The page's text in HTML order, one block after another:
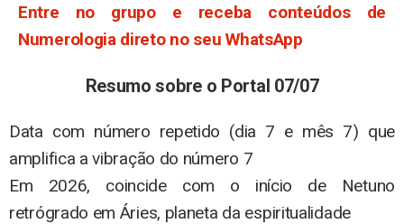
Entre no grupo e receba conteúdos de
Numerologia direto no seu WhatsApp
Resumo sobre o Portal 07/07
Data com número repetido (dia 7 e mês 7) que
amplifica a vibração do número 7
Em 2026, coincide com o início de Netuno
retrógrado em Áries, planeta da espiritualidade